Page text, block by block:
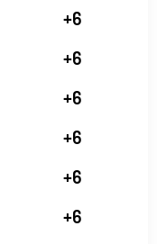
+6
+6
+6
+6
+6
+6